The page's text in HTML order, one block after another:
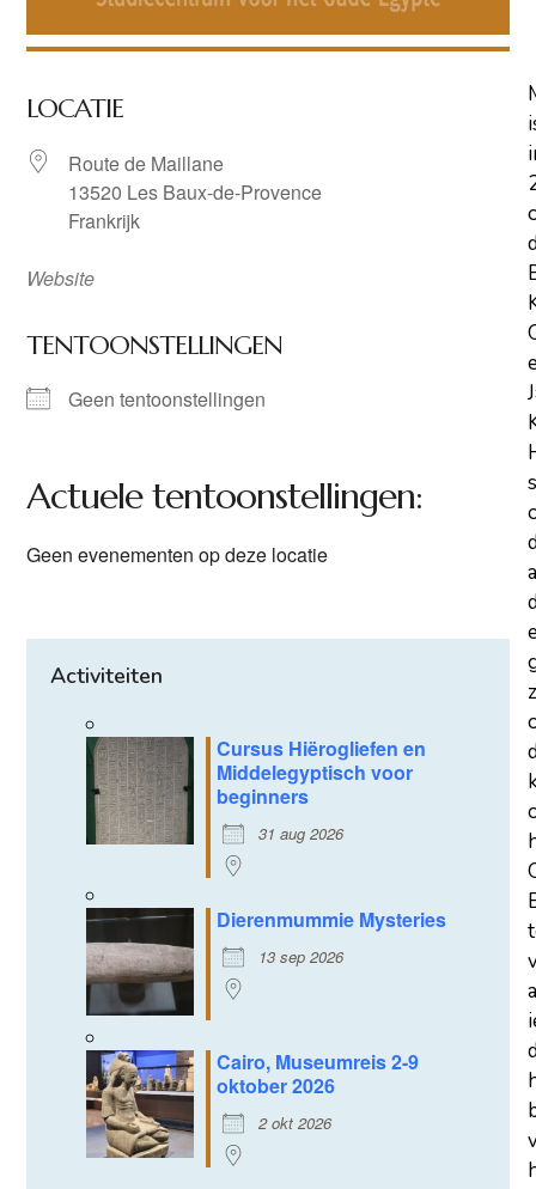
LOCATIE
Route de Maillane
13520 Les Baux-de-Provence
Frankrijk
Website
TENTOONSTELLINGEN
Geen tentoonstellingen
Actuele tentoonstellingen:
Geen evenementen op deze locatie
Activiteiten
Cursus Hiërogliefen en
Middelegyptisch voor
beginners
31 aug 2026
Dierenmummie Mysteries
13 sep 2026
Cairo, Museumreis 2-9
oktober 2026
2 okt 2026